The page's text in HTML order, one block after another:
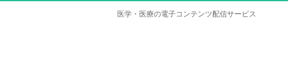
医学・医療の電子コンテンツ配信サービス